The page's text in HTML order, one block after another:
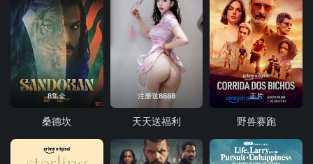
8集全
桑德坎
注册送8888
天天送福利
正片
野兽赛跑